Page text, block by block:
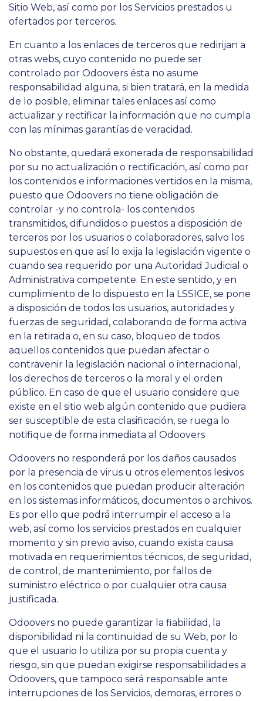
Sitio Web, así como por los Servicios prestados u
ofertados por terceros.
En cuanto a los enlaces de terceros que redirijan a
otras webs, cuyo contenido no puede ser
controlado por Odoovers ésta no asume
responsabilidad alguna, si bien tratará, en la medida
de lo posible, eliminar tales enlaces así como
actualizar y rectificar la información que no cumpla
con las mínimas garantías de veracidad.
No obstante, quedará exonerada de responsabilidad
por su no actualización o rectificación, así como por
los contenidos e informaciones vertidos en la misma,
puesto que Odoovers no tiene obligación de
controlar -y no controla- los contenidos
transmitidos, difundidos o puestos a disposición de
terceros por los usuarios o colaboradores, salvo los
supuestos en que así lo exija la legislación vigente o
cuando sea requerido por una Autoridad Judicial o
Administrativa competente. En este sentido, y en
cumplimiento de lo dispuesto en la LSSICE, se pone
a disposición de todos los usuarios, autoridades y
fuerzas de seguridad, colaborando de forma activa
en la retirada o, en su caso, bloqueo de todos
aquellos contenidos que puedan afectar o
contravenir la legislación nacional o internacional,
los derechos de terceros o la moral y el orden
público. En caso de que el usuario considere que
existe en el sitio web algún contenido que pudiera
ser susceptible de esta clasificación, se ruega lo
notifique de forma inmediata al Odoovers
Odoovers no responderá por los daños causados
por la presencia de virus u otros elementos lesivos
en los contenidos que puedan producir alteración
en los sistemas informáticos, documentos o archivos.
Es por ello que podrá interrumpir el acceso a la
web, así como los servicios prestados en cualquier
momento y sin previo aviso, cuando exista causa
motivada en requerimientos técnicos, de seguridad,
de control, de mantenimiento, por fallos de
suministro eléctrico o por cualquier otra causa
justificada.
Odoovers no puede garantizar la fiabilidad, la
disponibilidad ni la continuidad de su Web, por lo
que el usuario lo utiliza por su propia cuenta y
riesgo, sin que puedan exigirse responsabilidades a
Odoovers, que tampoco será responsable ante
interrupciones de los Servicios, demoras, errores o